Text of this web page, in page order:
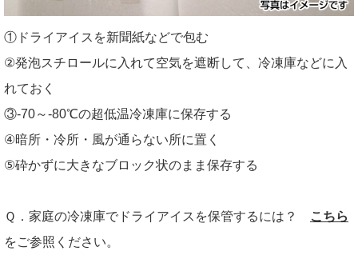
①ドライアイスを新聞紙などで包む
②発泡スチロールに入れて空気を遮断して、冷凍庫などに入
れておく
③-70～-80℃の超低温冷凍庫に保存する
④暗所・冷所・風が通らない所に置く
⑤砕かずに大きなブロック状のまま保存する
Ｑ．家庭の冷凍庫でドライアイスを保管するには？
こちら
をご参照ください。